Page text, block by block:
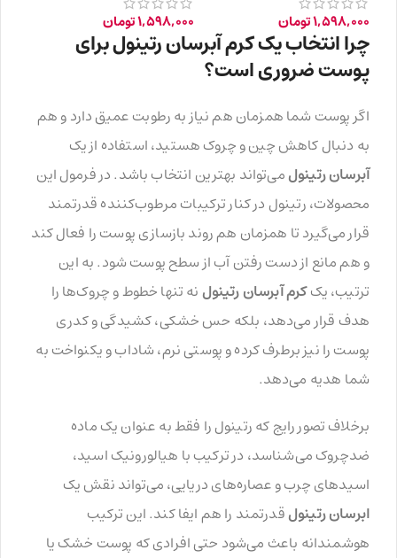
1,598,000تومان 1,598,000تومان
چرا انتخاب یک کرم آبرسان رتینول برای
پوست ضروری است؟
اگر پوست شما همزمان هم نیاز به رطوبت عمیق دارد و هم
به دنبال کاهش چین و چروک هستید، استفاده از یک
آبرسان رتینولمی‌تواند بهترین انتخاب باشد. در فرمول این
محصولات، رتینول در کنار ترکیبات مرطوب‌کننده قدرتمند
قرار می‌گیرد تا همزمان هم روند بازسازی پوست را فعال کند
و هم مانع از دست رفتن آب از سطح پوست شود. به این
ترتیب، یککرم آبرسان رتینول نه تنها خطوط و چروک‌ها را
هدف قرار می‌دهد، بلکه حس خشکی، کشیدگی و کدری
پوست را نیز برطرف کرده و پوستی نرم، شاداب و یکنواخت به
شما هدیه می‌دهد.
برخلاف تصور رایج که رتینول را فقط به عنوان یک ماده
ضدچروک می‌شناسد، در ترکیب با هیالورونیک اسید،
اسیدهای چرب و عصاره‌های دریایی، می‌تواند نقش یک
ابرسان رتینولقدرتمند را هم ایفا کند. این ترکیب
هوشمندانه باعث می‌شود حتی افرادی که پوست خشک یا